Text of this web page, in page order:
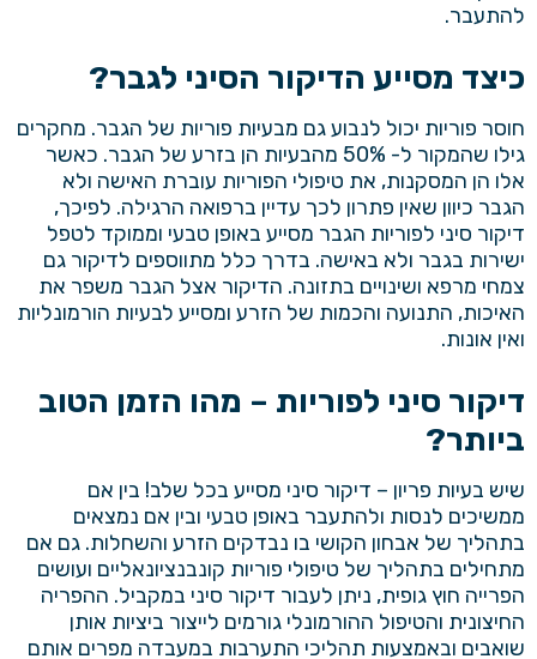
להתעבר.
כיצד מסייע הדיקור הסיני לגבר?
חוסר פוריות יכול לנבוע גם מבעיות פוריות של הגבר. מחקרים
גילו שהמקור ל- 50% מהבעיות הן בזרע של הגבר. כאשר
אלו הן המסקנות, את טיפולי הפוריות עוברת האישה ולא
הגבר כיוון שאין פתרון לכך עדיין ברפואה הרגילה. לפיכך,
דיקור סיני לפוריות הגבר מסייע באופן טבעי וממוקד לטפל
ישירות בגבר ולא באישה. בדרך כלל מתווספים לדיקור גם
צמחי מרפא ושינויים בתזונה. הדיקור אצל הגבר משפר את
האיכות, התנועה והכמות של הזרע ומסייע לבעיות הורמונליות
ואין אונות.
דיקור סיני לפוריות – מהו הזמן הטוב
ביותר?
שיש בעיות פריון – דיקור סיני מסייע בכל שלב! בין אם
ממשיכים לנסות ולהתעבר באופן טבעי ובין אם נמצאים
בתהליך של אבחון הקושי בו נבדקים הזרע והשחלות. גם אם
מתחילים בתהליך של טיפולי פוריות קונבנציונאליים ועושים
הפרייה חוץ גופית, ניתן לעבור דיקור סיני במקביל. ההפריה
החיצונית והטיפול ההורמונלי גורמים לייצור ביציות אותן
שואבים ובאמצעות תהליכי התערבות במעבדה מפרים אותם